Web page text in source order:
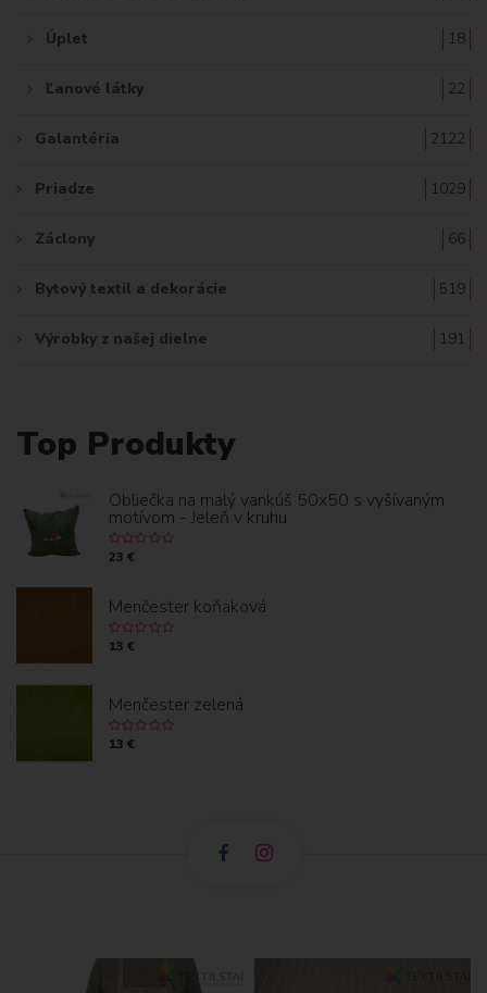
Úplet 18
Ľanové látky 22
Galantéria 2122
Priadze 1029
Záclony 66
Bytový textil a dekorácie 519
Výrobky z našej dielne 191
Top Produkty
Obliečka na malý vankúš 50x50 s vyšívaným
motívom - Jeleň v kruhu
23 €
Menčester koňaková
13 €
Menčester zelená
13 €